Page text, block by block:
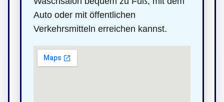
Auto oder mit öffentlichen
Verkehrsmitteln erreichen kannst.